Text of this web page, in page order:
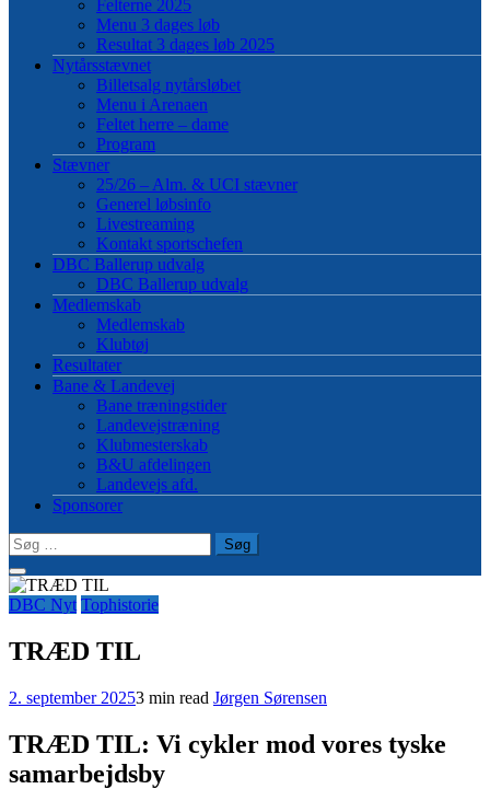
Felterne 2025
Menu 3 dages løb
Resultat 3 dages løb 2025
Nytårsstævnet
Billetsalg nytårsløbet
Menu i Arenaen
Feltet herre – dame
Program
Stævner
25/26 – Alm. & UCI stævner
Generel løbsinfo
Livestreaming
Kontakt sportschefen
DBC Ballerup udvalg
DBC Ballerup udvalg
Medlemskab
Medlemskab
Klubtøj
Resultater
Bane & Landevej
Bane træningstider
Landevejstræning
Klubmesterskab
B&U afdelingen
Landevejs afd.
Sponsorer
Søg
efter:
DBC Nyt Tophistorie
TRÆD TIL
2. september 20253 min read Jørgen Sørensen
TRÆD TIL: Vi cykler mod vores tyske
samarbejdsby